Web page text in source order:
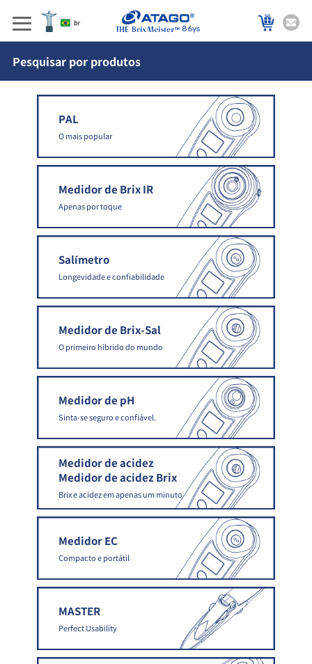
86ys
Pesquisar por produtos
PAL
O mais popular
Medidor de Brix IR
Apenas por toque
Salímetro
Longevidade e confiabilidade
Medidor de Brix-Sal
O primeiro híbrido do mundo
Medidor de pH
Sinta-se seguro e confiável.
Medidor de acidez
Medidor de acidez Brix
Brix e acidez em apenas um minuto
Medidor EC
Compacto e portátil
MASTER
Perfect Usability